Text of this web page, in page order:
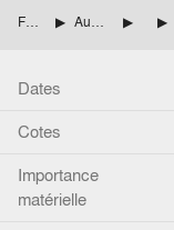
Fonds Paul Collowald Au Service de presse et d'information des Communautés européennes et au groupe du porte-parole 1958 - 1984
Dates
Cotes
Importance
matérielle